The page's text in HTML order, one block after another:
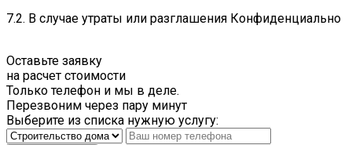
7.2. В случае утраты или разглашения Конфиденциально
Оставьте заявку
на расчет стоимости
Только телефон и мы в деле.
Перезвоним через пару минут
Выберите из списка нужную услугу: